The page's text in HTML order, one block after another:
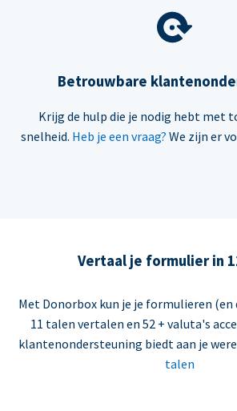
Betrouwbare
Krijg de hulp die je nodig hebt met
snelheid. Heb je een vraag? We zijn er
Vertaal je formulier in
Met Donorbox kun je je formulieren
11 talen vertalen en 52 + valuta's
klantenondersteuning biedt aan je
talen